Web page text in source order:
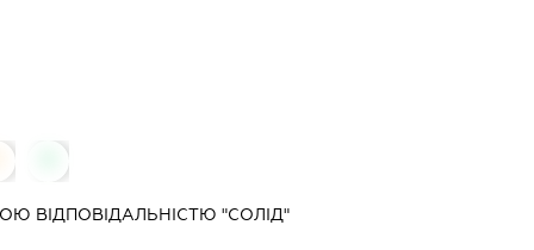
ВІДПОВІДАЛЬНІСТЮ "СОЛІД"